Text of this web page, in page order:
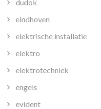
dudok
eindhoven
elektrische installatie
elektro
elektrotechniek
engels
evident